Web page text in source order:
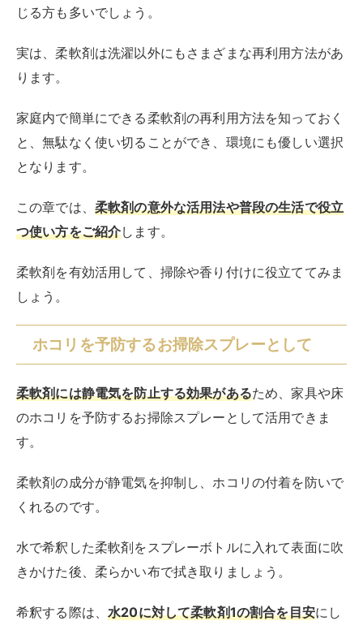
じる方も多いでしょう。
実は、柔軟剤は洗濯以外にもさまざまな再利用方法があ
ります。
家庭内で簡単にできる柔軟剤の再利用方法を知っておく
と、無駄なく使い切ることができ、環境にも優しい選択
となります。
この章では、 柔軟剤の意外な活用法や普段の生活で役立
つ使い方をご紹介します。
柔軟剤を有効活用して、掃除や香り付けに役立ててみま
しょう。
ホコリを予防するお掃除スプレーとして
柔軟剤には静電気を防止する効果があるため、家具や床
のホコリを予防するお掃除スプレーとして活用できま
す。
柔軟剤の成分が静電気を抑制し、ホコリの付着を防いで
くれるのです。
水で希釈した柔軟剤をスプレーボトルに入れて表面に吹
きかけた後、柔らかい布で拭き取りましょう。
希釈する際は、水20に対して柔軟剤1の割合を目安にし